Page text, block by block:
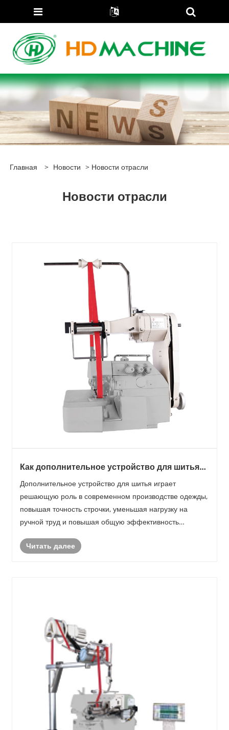
Главная > Новости > Новости отрасли
Новости отрасли
Как дополнительное устройство для шитья
Дополнительное устройство для шитья играет
решающую роль в современном производстве одежды,
повышая точность строчки, уменьшая нагрузку на
ручной труд и повышая общую эффективность
становится все более конкурентоспособным и
Читать далее